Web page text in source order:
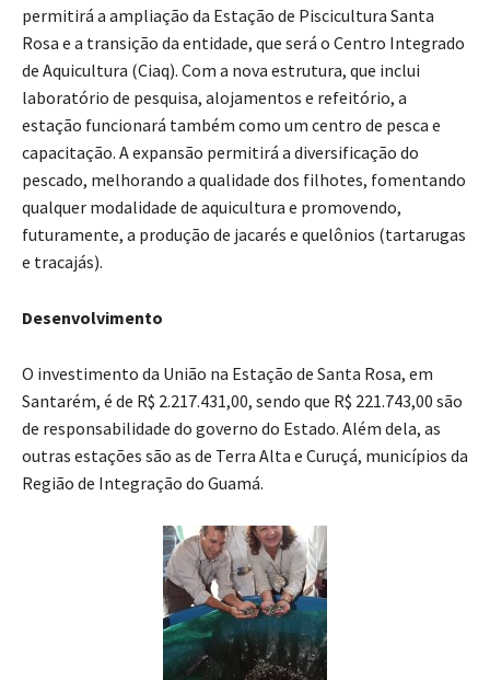
permitirá a ampliação da Estação de Piscicultura Santa
Rosa e a transição da entidade, que será o Centro Integrado
de Aquicultura (Ciaq). Com a nova estrutura, que inclui
laboratório de pesquisa, alojamentos e refeitório, a
estação funcionará também como um centro de pesca e
capacitação. A expansão permitirá a diversificação do
pescado, melhorando a qualidade dos filhotes, fomentando
qualquer modalidade de aquicultura e promovendo,
futuramente, a produção de jacarés e quelônios (tartarugas
e tracajás).
Desenvolvimento
O investimento da União na Estação de Santa Rosa, em
Santarém, é de R$ 2.217.431,00, sendo que R$ 221.743,00 são
de responsabilidade do governo do Estado. Além dela, as
outras estações são as de Terra Alta e Curuçá, municípios da
Região de Integração do Guamá.